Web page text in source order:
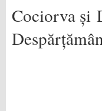
Cociorva și